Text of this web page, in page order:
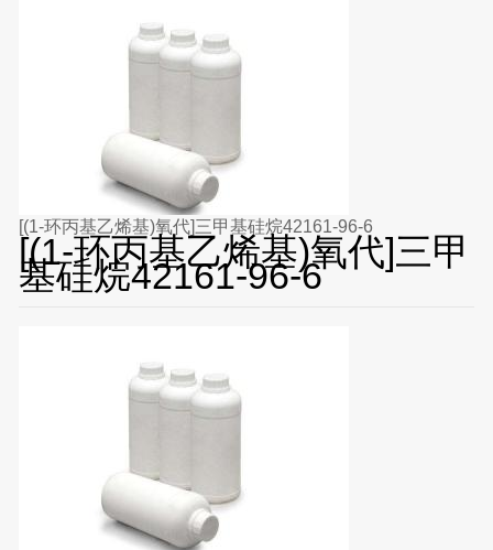
[(1-环丙基乙烯基)氧代]三甲基硅烷42161-96-6
[(1-环丙基乙烯基)氧代]三甲
基硅烷42161-96-6